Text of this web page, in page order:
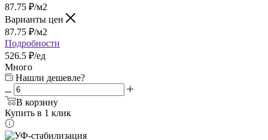
87.75 ₽/м2
Варианты цен
87.75 ₽/м2
Подробности
526.5 ₽/ед
Много
Нашли дешевле?
В корзину
Купить в 1 клик